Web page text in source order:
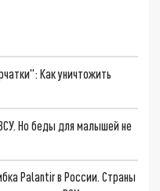
Как уничтожить
Но беды для малышей не
Palantir в России. Страны